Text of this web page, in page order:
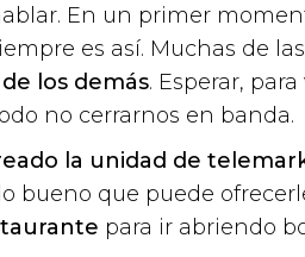
En un primer
es así. Muchas de
los demás. Esperar,
no cerrarnos en banda.
la unidad de
bueno que puede
para ir abriendo